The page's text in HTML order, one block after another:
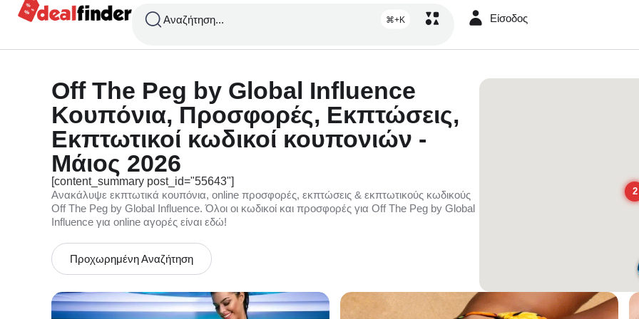
Αναζήτηση... ⌘+K Είσοδος
Off The Peg by Global Influence
Κουπόνια, Προσφορές, Εκπτώσεις,
Εκπτωτικοί κωδικοί κουπονιών -
Μάιος 2026
[content_summary post_id="55643"]
Ανακάλυψε εκπτωτικά κουπόνια, online προσφορές, εκπτώσεις & εκπτωτικούς κωδικούς
Off The Peg by Global Influence. Όλοι οι κωδικοί και προσφορές για Off The Peg by Global
Influence για online αγορές είναι εδώ!
Προχωρημένη Αναζήτηση
2